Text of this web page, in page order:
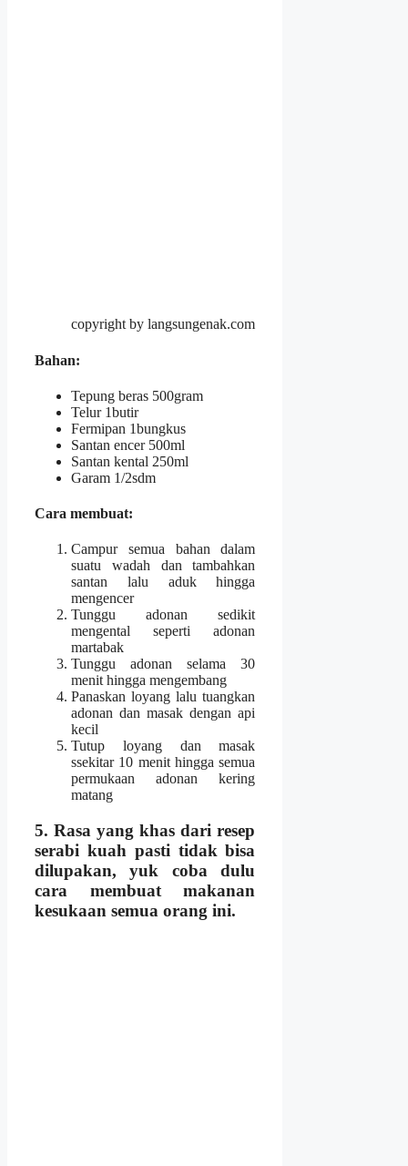
copyright by langsungenak.com
Bahan:
Tepung beras 500gram
Telur 1butir
Fermipan 1bungkus
Santan encer 500ml
Santan kental 250ml
Garam 1/2sdm
Cara membuat:
Campur semua bahan dalam
suatu wadah dan tambahkan
santan lalu aduk hingga
mengencer
Tunggu adonan sedikit
mengental seperti adonan
martabak
Tunggu adonan selama 30
menit hingga mengembang
Panaskan loyang lalu tuangkan
adonan dan masak dengan api
kecil
Tutup loyang dan masak
ssekitar 10 menit hingga semua
permukaan adonan kering
matang
5. Rasa yang khas dariresep
serabi kuah pasti tidak bisa
dilupakan, yuk coba dulu
cara membuat makanan
kesukaan semua orang ini.